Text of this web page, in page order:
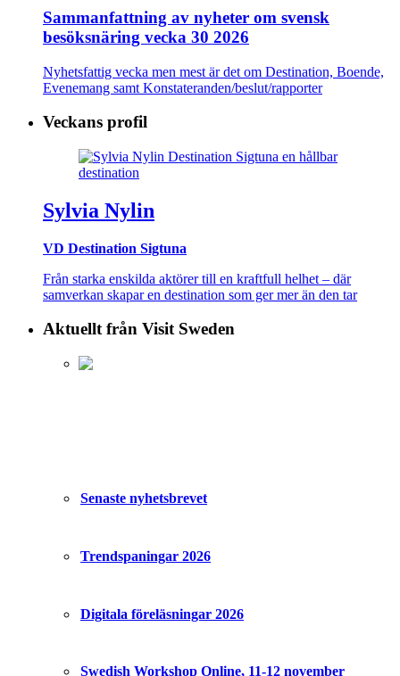
Sammanfattning av nyheter om svensk
besöksnäring vecka 30 2026
Nyhetsfattig vecka men mest är det om Destination, Boende,
Evenemang samt Konstateranden/beslut/rapporter
Veckans profil
Sylvia Nylin
VD Destination Sigtuna
Från starka enskilda aktörer till en kraftfull helhet – där
samverkan skapar en destination som ger mer än den tar
Aktuellt från Visit Sweden
Senaste nyhetsbrevet
Trendspaningar 2026
Digitala föreläsningar 2026
Swedish Workshop Online, 11-12 november